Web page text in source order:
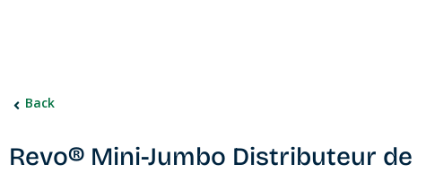
Back
Revo® Mini-Jumbo Distributeur de